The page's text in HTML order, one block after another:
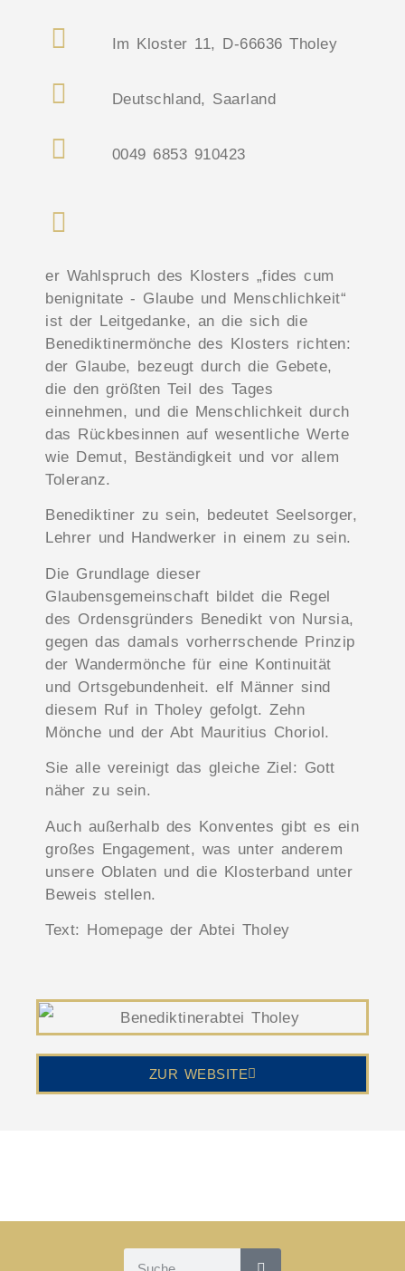
Im Kloster 11, D-66636 Tholey
Deutschland, Saarland
0049 6853 910423
er Wahlspruch des Klosters „fides cum
benignitate - Glaube und Menschlichkeit“
ist der Leitgedanke, an die sich die
Benediktinermönche des Klosters richten:
der Glaube, bezeugt durch die Gebete,
die den größten Teil des Tages
einnehmen, und die Menschlichkeit durch
das Rückbesinnen auf wesentliche Werte
wie Demut, Beständigkeit und vor allem
Toleranz.
Benediktiner zu sein, bedeutet Seelsorger,
Lehrer und Handwerker in einem zu sein.
Die Grundlage dieser
Glaubensgemeinschaft bildet die Regel
des Ordensgründers Benedikt von Nursia,
gegen das damals vorherrschende Prinzip
der Wandermönche für eine Kontinuität
und Ortsgebundenheit. elf Männer sind
diesem Ruf in Tholey gefolgt. Zehn
Mönche und der Abt Mauritius Choriol.
Sie alle vereinigt das gleiche Ziel: Gott
näher zu sein.
Auch außerhalb des Konventes gibt es ein
großes Engagement, was unter anderem
unsere Oblaten und die Klosterband unter
Beweis stellen.
Text: Homepage der Abtei Tholey
ZUR WEBSITE